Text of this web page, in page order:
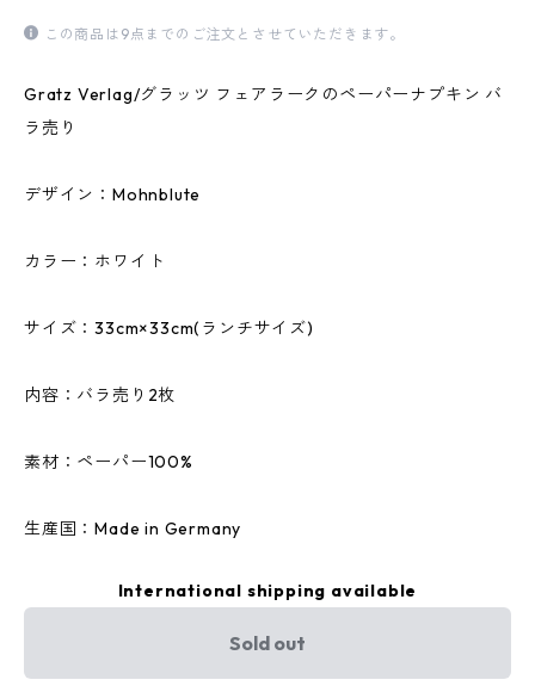
この商品は9点までのご注文とさせていただきます。
Gratz Verlag/グラッツ フェアラークのペーパーナプキン バ
ラ売り
デザイン：Mohnblute
カラー：ホワイト
サイズ：33cm×33cm(ランチサイズ)
内容：バラ売り2枚
素材：ペーパー100%
生産国：Made in Germany
International shipping available
Sold out